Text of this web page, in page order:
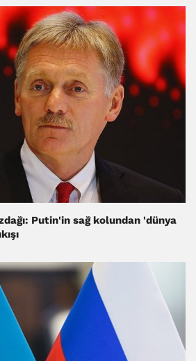
Putin'in sağ kolundan 'dünya